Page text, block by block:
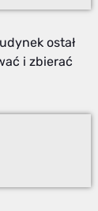
ostał
i zbierać